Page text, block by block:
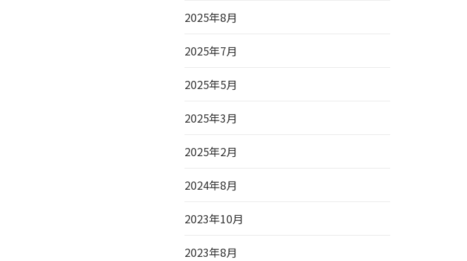
2025年8月
2025年7月
2025年5月
2025年3月
2025年2月
2024年8月
2023年10月
2023年8月